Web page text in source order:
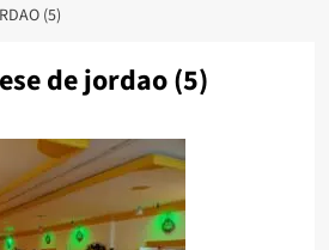
(5)
de jordao (5)